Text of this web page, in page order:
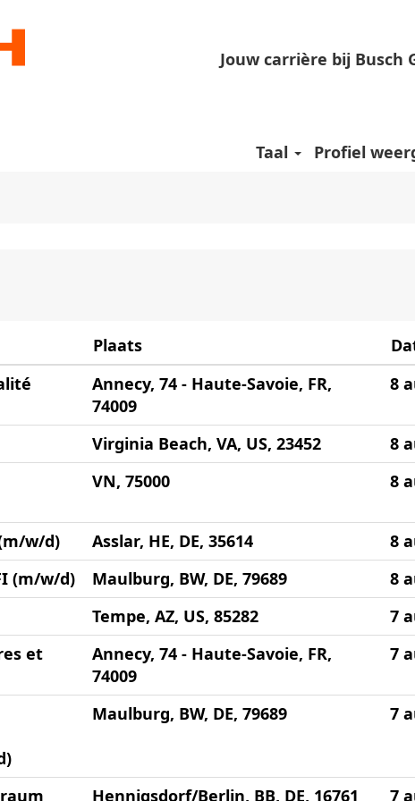
Jouw carrière bij Busch
Taal Profiel
"Zuid-Korea".
die matchen met "
Plaats
Annecy, 74 - Haute-Savoie, FR,
74009
8
Virginia Beach, VA, US, 23452
8
VN, 75000 8
w/d) Asslar, HE, DE, 35614
8
(m/w/d)
Maulburg, BW, DE, 79689
8
Tempe, AZ, US, 85282
7
et
Annecy, 74 - Haute-Savoie, FR,
74009
7
Maulburg, BW, DE, 79689 7
Hennigsdorf/Berlin, BB, DE, 16761 7